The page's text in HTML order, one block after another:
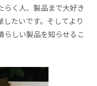
らく人、製品まで大好き
たいです。そしてより
らしい製品を知らせるこ